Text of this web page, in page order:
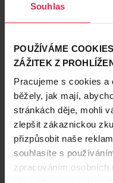
Souhlas
POUŽÍVÁME
ZÁŽITEK Z
Pracujeme s cookies a
běžely, jak mají,
stránkách děje, mohli
zlepšit zákaznickou
přizpůsobit naše
souhlasíte s
zpracováním osobních
Teta prodejny a